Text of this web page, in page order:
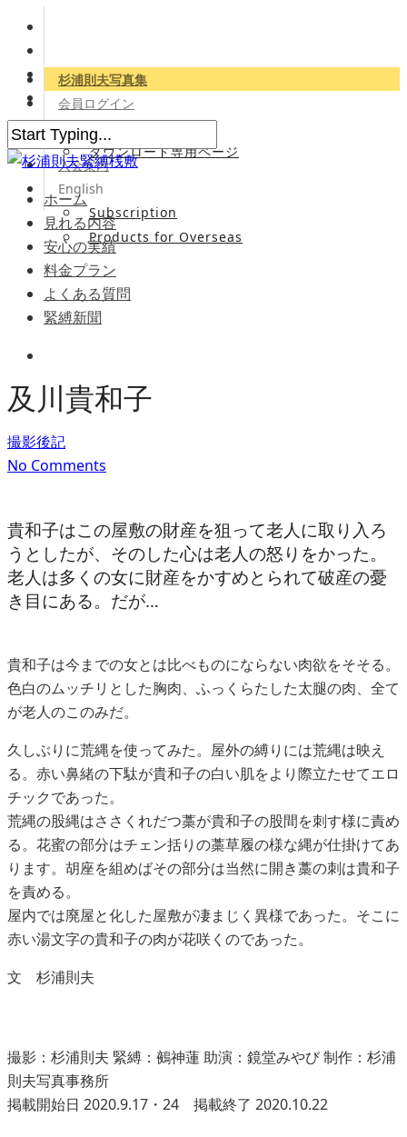
杉浦則夫写真集
会員ログイン
会員専用サイト
ダウンロード専用ページ
入会案内
English
Subscription
Products for Overseas
ホーム
見れる内容
安心の実績
料金プラン
よくある質問
緊縛新聞
及川貴和子
撮影後記
No Comments
貴和子はこの屋敷の財産を狙って老人に取り入ろ
うとしたが、そのした心は老人の怒りをかった。
老人は多くの女に財産をかすめとられて破産の憂
き目にある。だが…
貴和子は今までの女とは比べものにならない肉欲をそそる。
色白のムッチリとした胸肉、ふっくらたした太腿の肉、全て
が老人のこのみだ。
久しぶりに荒縄を使ってみた。屋外の縛りには荒縄は映え
る。赤い鼻緒の下駄が貴和子の白い肌をより際立たせてエロ
チックであった。
荒縄の股縄はささくれだつ藁が貴和子の股間を刺す様に責め
る。花蜜の部分はチェン括りの藁草履の様な縄が仕掛けてあ
ります。胡座を組めばその部分は当然に開き藁の刺は貴和子
を責める。
屋内では廃屋と化した屋敷が凄まじく異様であった。そこに
赤い湯文字の貴和子の肉が花咲くのであった。
文 杉浦則夫
撮影：杉浦則夫 緊縛：鵺神蓮 助演：鏡堂みやび 制作：杉浦
則夫写真事務所
掲載開始日 2020.9.17・24 掲載終了 2020.10.22